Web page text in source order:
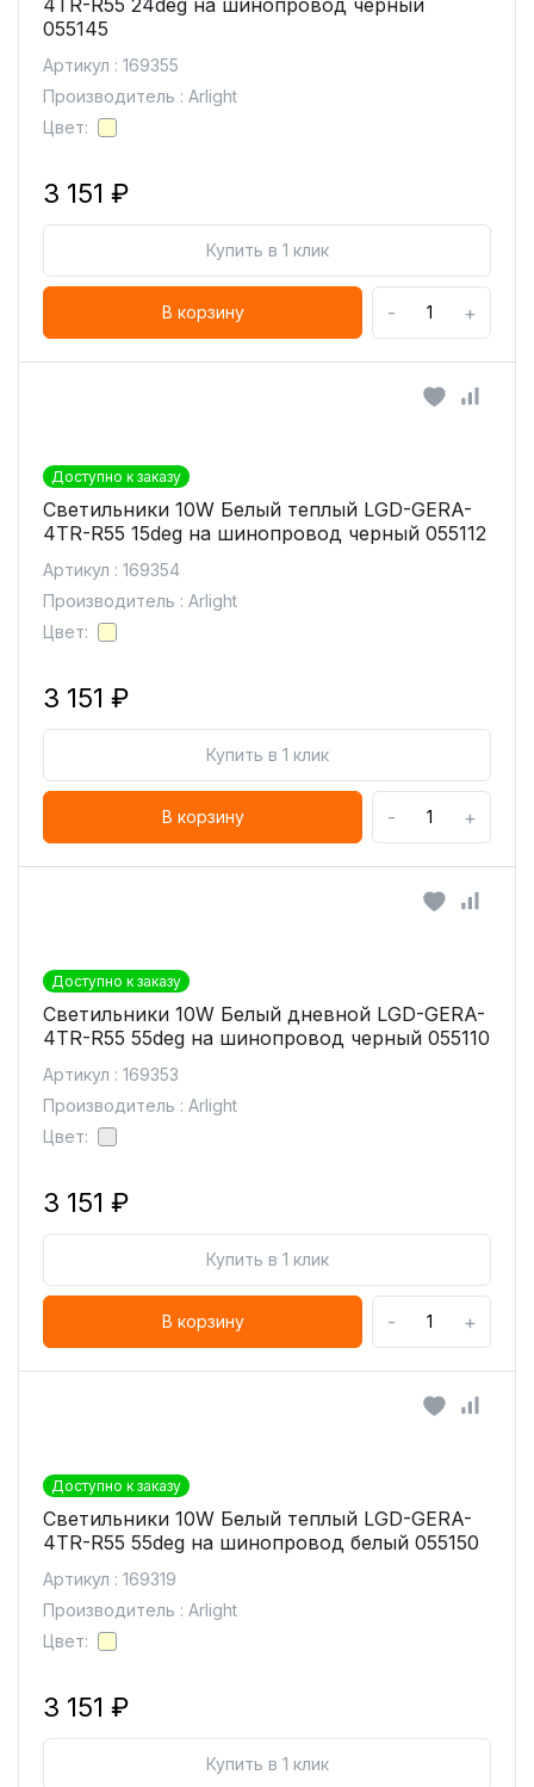
4TR-R55 24deg на шинопровод черный
055145
Артикул : 169355
Производитель : Arlight
Цвет:
3 151 ₽
Купить в 1 клик
В корзину - +
Доступно к заказу
Светильники 10W Белый теплый LGD-GERA-
4TR-R55 15deg на шинопровод черный 055112
Артикул : 169354
Производитель : Arlight
Цвет:
3 151 ₽
Купить в 1 клик
В корзину - +
Доступно к заказу
Светильники 10W Белый дневной LGD-GERA-
4TR-R55 55deg на шинопровод черный 055110
Артикул : 169353
Производитель : Arlight
Цвет:
3 151 ₽
Купить в 1 клик
В корзину - +
Доступно к заказу
Светильники 10W Белый теплый LGD-GERA-
4TR-R55 55deg на шинопровод белый 055150
Артикул : 169319
Производитель : Arlight
Цвет:
3 151 ₽
Купить в 1 клик